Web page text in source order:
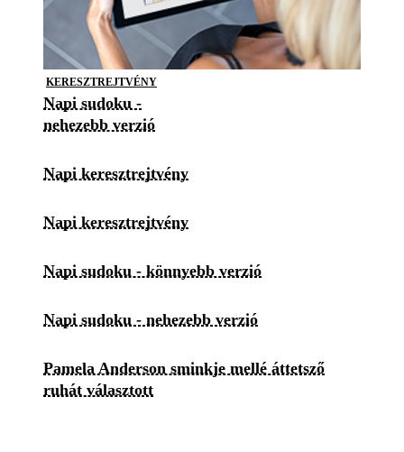
KERESZTREJTVÉNY
Napi sudoku -
nehezebb verzió
Napi keresztrejtvény
Napi keresztrejtvény
Napi sudoku - könnyebb verzió
Napi sudoku - nehezebb verzió
Pamela Anderson sminkje mellé áttetsző
ruhát választott